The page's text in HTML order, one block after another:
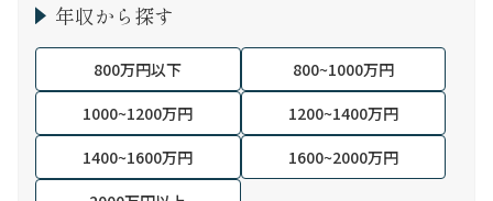
年収から探す
800万円以下
800~1000万円
1000~1200万円
1200~1400万円
1400~1600万円
1600~2000万円